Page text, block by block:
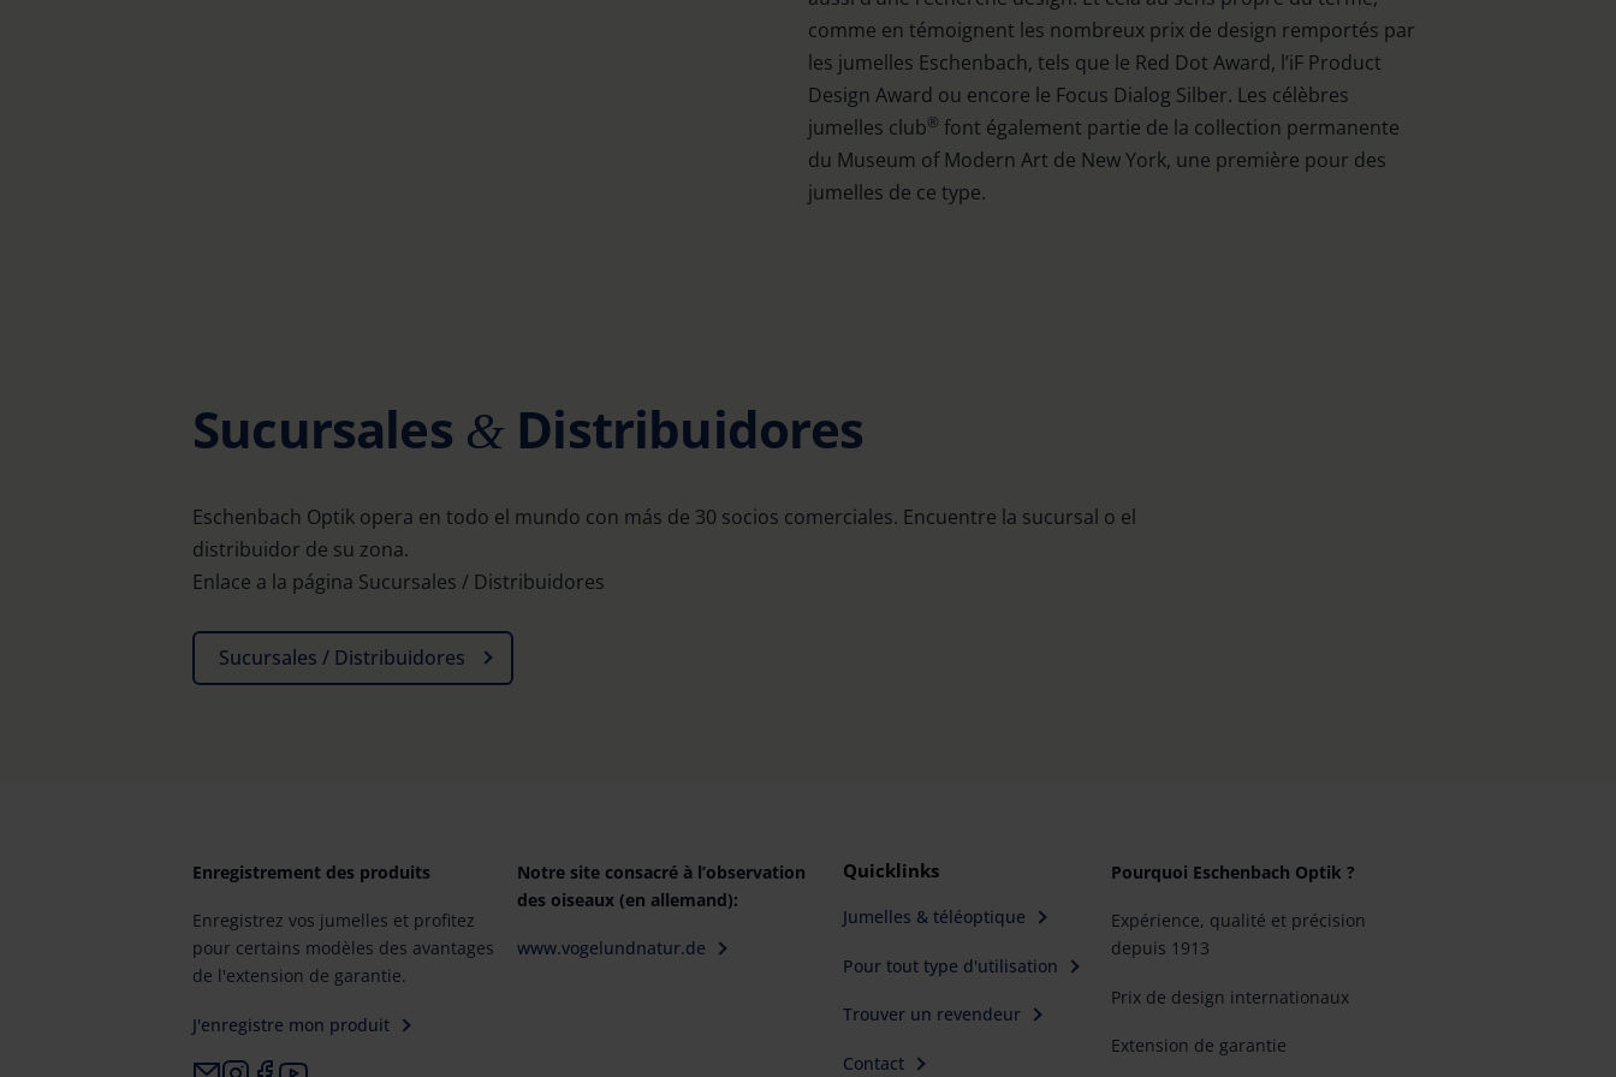
comme en témoignent les nombreux prix de design remportés par
les jumelles Eschenbach, tels que le Red Dot Award, l’iF Product
Design Award ou encore le Focus Dialog Silber. Les célèbres
jumelles club® font également partie de la collection permanente
du Museum of Modern Art de New York, une première pour des
jumelles de ce type.
Sucursales &Distribuidores
Eschenbach Optik opera en todo el mundo con más de 30 socios comerciales. Encuentre la sucursal o el
distribuidor de su zona.
Enlace a la página Sucursales / Distribuidores
Sucursales / Distribuidores
Enregistrement des produits
Enregistrez vos jumelles et profitez
pour certains modèles des avantages
de l'extension de garantie.
J'enregistre mon produit
Notre site consacré à l’observation
des oiseaux (en allemand):
www.vogelundnatur.de
Quicklinks
Jumelles & téléoptique
Pour tout type d'utilisation
Trouver un revendeur
Contact
Pourquoi Eschenbach Optik ?
Expérience, qualité et précision
depuis 1913
Prix de design internationaux
Extension de garantie